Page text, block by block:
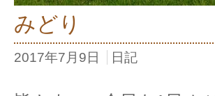
みどり
2017年7月9日 日記